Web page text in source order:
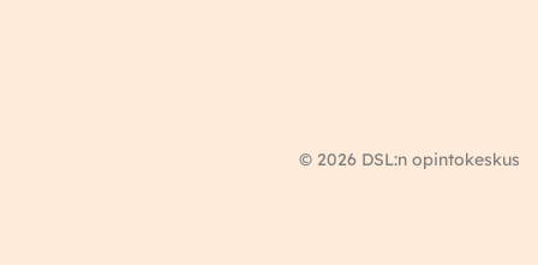
© 2026 DSL:n opintokeskus